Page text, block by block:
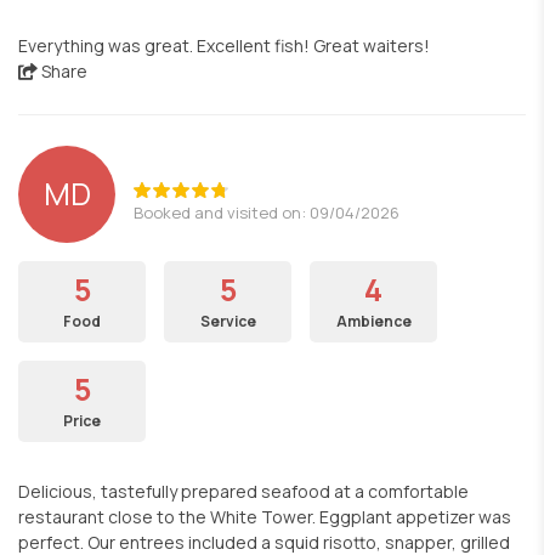
Everything was great. Excellent fish! Great waiters!
Share
MD Booked and visited on: 09/04/2026
5
Food
5
Service
4
Ambience
5
Price
Delicious, tastefully prepared seafood at a comfortable
restaurant close to the White Tower. Eggplant appetizer was
perfect. Our entrees included a squid risotto, snapper, grilled